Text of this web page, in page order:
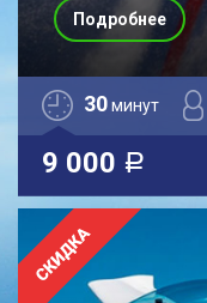
30минут
9 000 a
Подробнее